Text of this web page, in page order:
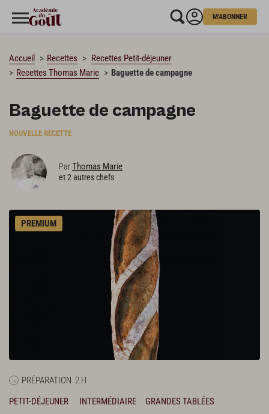
M'ABONNER
Accueil Recettes
Recettes Petit-déjeuner
Recettes Thomas Marie
Baguette de campagne
Baguette de campagne
NOUVELLE RECETTE
ParThomas Marie
et 2 autres chefs
PREMIUM
PRÉPARATION 2 H
PETIT-DÉJEUNER
INTERMÉDIAIRE GRANDES TABLÉES
CHARGEMENT…